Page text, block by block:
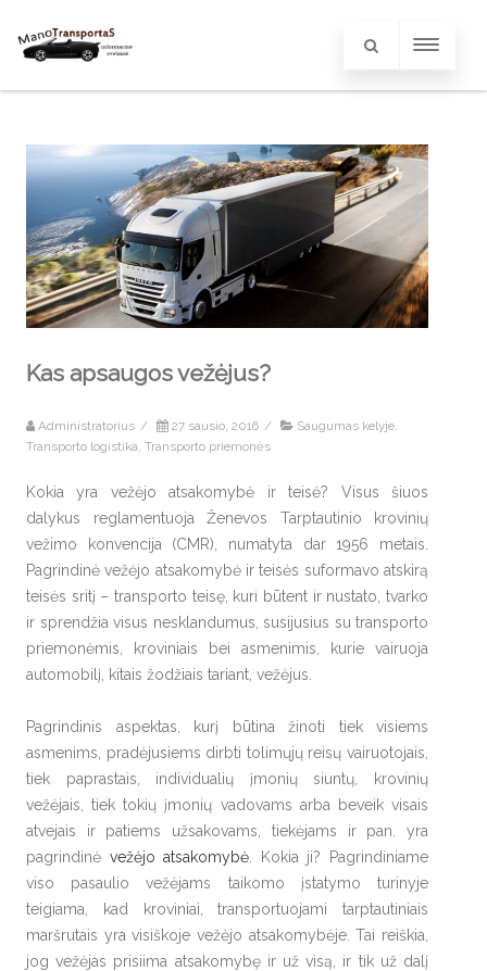
Kas apsaugos vežėjus?
Administratorius / 27 sausio, 2016 / Saugumas kelyje
Transporto logistika Transporto priemonės
Kokia yra vežėjo atsakomybė ir teisė? Visus šiuos
dalykus reglamentuoja Ženevos Tarptautinio krovinių
vežimo konvencija (CMR), numatyta dar 1956 metais.
Pagrindinė vežėjo atsakomybė ir teisės suformavo atskirą
teisės sritį – transporto teisę, kuri būtent ir nustato, tvarko
ir sprendžia visus nesklandumus, susijusius su transporto
priemonėmis, kroviniais bei asmenimis, kurie vairuoja
automobilį, kitais žodžiais tariant, vežėjus.
Pagrindinis aspektas, kurį būtina žinoti tiek visiems
asmenims, pradėjusiems dirbti tolimųjų reisų vairuotojais,
tiek paprastais, individualių įmonių siuntų, krovinių
vežėjais, tiek tokių įmonių vadovams arba beveik visais
atvejais ir patiems užsakovams, tiekėjams ir pan. yra
pagrindinė vežėjo atsakomybė . Kokia ji? Pagrindiniame
viso pasaulio vežėjams taikomo įstatymo turinyje
teigiama, kad kroviniai, transportuojami tarptautiniais
maršrutais yra visiškoje vežėjo atsakomybėje. Tai reiškia,
jog vežėjas prisiima atsakomybę ir už visą, ir tik už dalį